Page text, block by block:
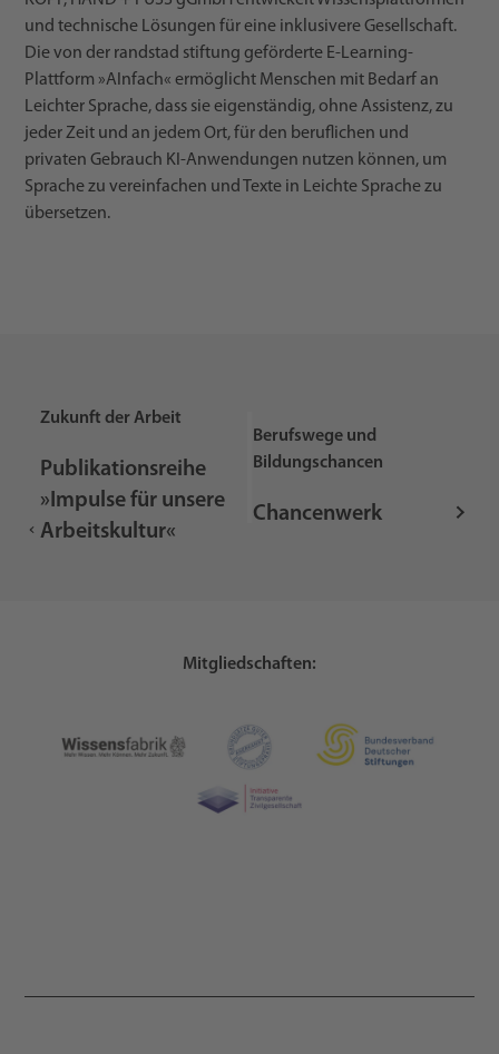
und technische Lösungen für eine inklusivere Gesellschaft.
Die von der randstad stiftung geförderte E-Learning-
Plattform »AInfach« ermöglicht Menschen mit Bedarf an
Leichter Sprache, dass sie eigenständig, ohne Assistenz, zu
jeder Zeit und an jedem Ort, für den beruflichen und
privaten Gebrauch KI-Anwendungen nutzen können, um
Sprache zu vereinfachen und Texte in Leichte Sprache zu
übersetzen.
Zukunft der Arbeit
Publikationsreihe
»Impulse für unsere
Arbeitskultur«
Berufswege und
Bildungschancen
Chancenwerk
Mitgliedschaften: